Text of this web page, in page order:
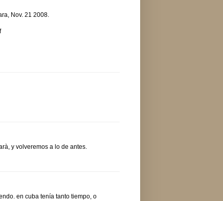
Nov. 21 2008.
y volveremos a lo de antes.
en cuba tenía tanto tiempo, o